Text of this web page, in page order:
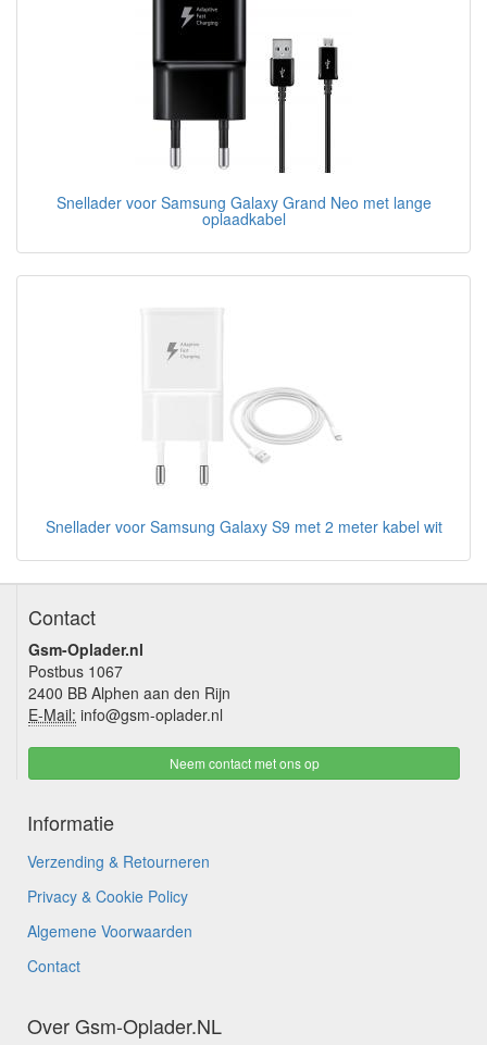
Snellader voor Samsung Galaxy Grand Neo met lange
oplaadkabel
Snellader voor Samsung Galaxy S9 met 2 meter kabel wit
Contact
Gsm-Oplader.nl
Postbus 1067
2400 BB Alphen aan den Rijn
E-Mail: info@gsm-oplader.nl
Neem contact met ons op
Informatie
Verzending & Retourneren
Privacy & Cookie Policy
Algemene Voorwaarden
Contact
Over Gsm-Oplader.NL